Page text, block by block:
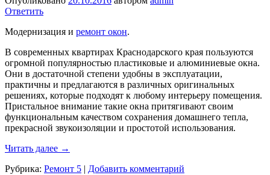
Ответить
Модернизация и ремонт окон.
В современных квартирах Краснодарского края пользуются
огромной популярностью пластиковые и алюминиевые окна.
Они в достаточной степени удобны в эксплуатации,
практичны и предлагаются в различных оригинальных
решениях, которые подходят к любому интерьеру помещения.
Пристальное внимание такие окна притягивают своим
функциональным качеством сохранения домашнего тепла,
прекрасной звукоизоляции и простотой использования.
Читать далее →
Рубрика: Ремонт 5 | Добавить комментарий